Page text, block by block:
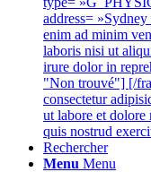
address=
enim ad minim
laboris nisi ut
irure dolor in
"Non trouvé"] [/
consectetur
ut labore et
quis nostrud
Rechercher
Menu Menu